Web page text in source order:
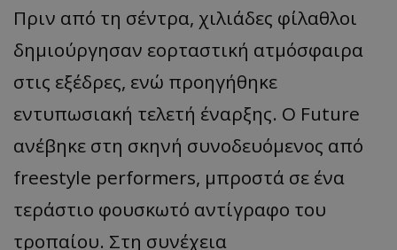
Πριν από τη σέντρα, χιλιάδες φίλαθλοι
δημιούργησαν εορταστική ατμόσφαιρα
στις εξέδρες, ενώ προηγήθηκε
εντυπωσιακή τελετή έναρξης. Ο Future
ανέβηκε στη σκηνή συνοδευόμενος από
freestyle performers, μπροστά σε ένα
τεράστιο φουσκωτό αντίγραφο του
τροπαίου. Στη συνέχεια